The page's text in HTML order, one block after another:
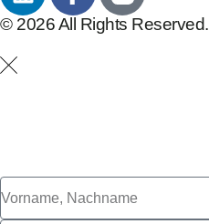
© 2026 All Rights Reserved.